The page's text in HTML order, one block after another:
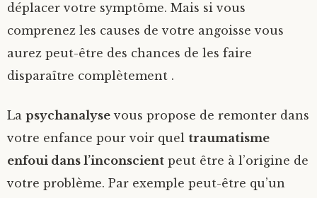
déplacer votre symptôme. Mais si vous
comprenez les causes de votre angoisse vous
aurez peut-être des chances de les faire
disparaître complètement .
La psychanalyse vous propose de remonter dans
votre enfance pour voir quel traumatisme
enfoui dans l’inconscient peut être à l’origine de
votre problème. Par exemple peut-être qu’un